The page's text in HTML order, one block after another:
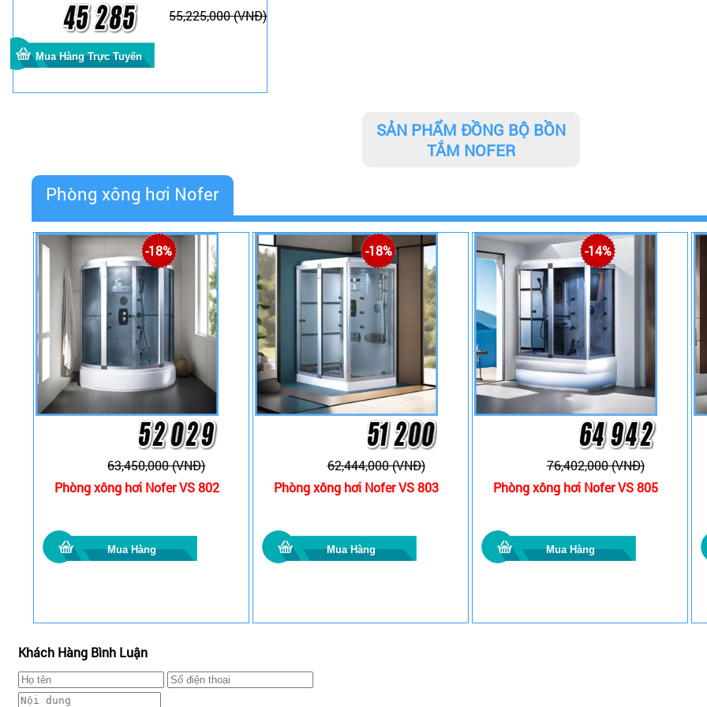
55,225,000 (VNĐ)
SẢN PHẨM ĐỒNG BỘ BỒN
TẮM NOFER
Phòng xông hơi Nofer
-18%
63,450,000 (VNĐ)
Phòng xông hơi Nofer VS 802
-18%
62,444,000 (VNĐ)
Phòng xông hơi Nofer VS 803
-14%
76,402,000 (VNĐ)
Phòng xông hơi Nofer VS 805
Khách Hàng Bình Luận